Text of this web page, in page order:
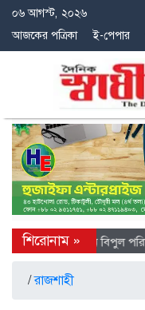
০৬ আগস্ট, ২০২৬
আজকের পত্রিকা
ই-পেপার
বিশেষ অভিযানে বিপুল
/রাজশাহী